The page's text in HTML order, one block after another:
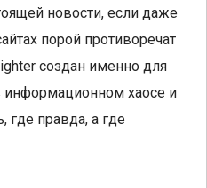
новости, если даже
порой противоречат
создан именно для
информационном хаосе и
где правда, а где